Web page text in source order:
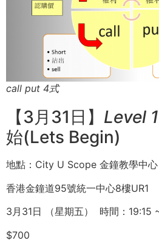
call put 4式
【3月31日】 Level 1
始(Lets Begin)
地點：City U Scope 金鐘教學中心
香港金鐘道95號統一中心8樓UR1
3月31日 （星期五） 時間：19:15
$700